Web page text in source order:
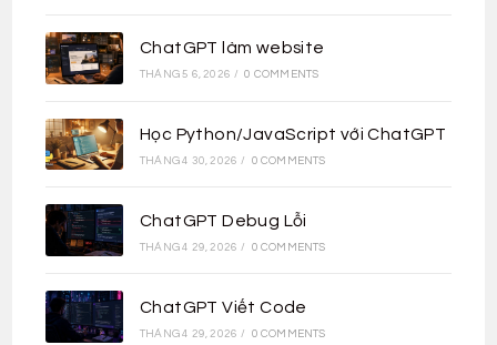
ChatGPT làm website
THÁNG 5 6, 2026 / 0 COMMENTS
Học Python/JavaScript với ChatGPT
THÁNG 4 30, 2026 / 0 COMMENTS
ChatGPT Debug Lỗi
THÁNG 4 29, 2026 / 0 COMMENTS
ChatGPT Viết Code
THÁNG 4 29, 2026 / 0 COMMENTS